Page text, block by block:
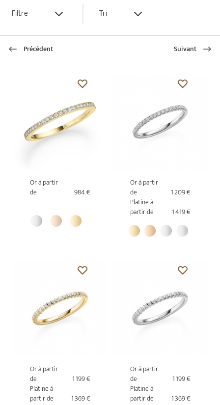
Filtre Tri
Précédent Suivant
Or à partir
de
984 €
Or à partir
de
1 209 €
Platine à
partir de
1 419 €
Or à partir
de
1 199 €
Platine à
partir de
1 369 €
Or à partir
de
1 199 €
Platine à
partir de
1 369 €